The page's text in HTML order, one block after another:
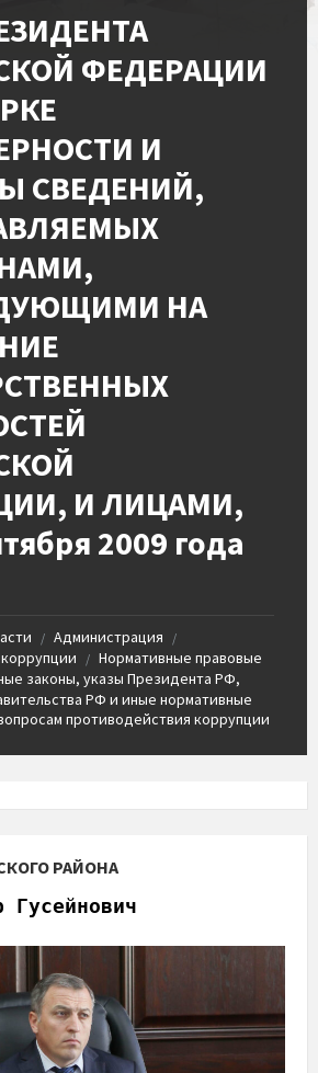
ФЕДЕРАЦИИ
И
СВЕДЕНИЙ,
НА
И ЛИЦАМИ,
2009 года
/ Администрация /
/ Нормативные правовые
законы, указы Президента РФ,
РФ и иные нормативные
противодействия коррупции
РАЙОНА
Гусейнович